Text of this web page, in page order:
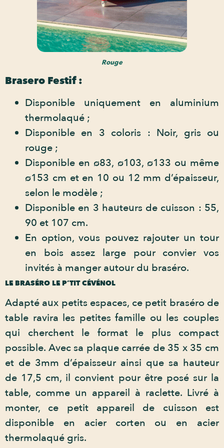
Rouge
Brasero Festif :
Disponible uniquement en aluminium
thermolaqué ;
Disponible en 3 coloris : Noir, gris ou
rouge ;
Disponible en ø83, ø103, ø133 ou même
ø153 cm et en 10 ou 12 mm d’épaisseur,
selon le modèle ;
Disponible en 3 hauteurs de cuisson : 55,
90 et 107 cm.
En option, vous pouvez rajouter un tour
en bois assez large pour convier vos
invités à manger autour du braséro.
LE BRASÉRO LE P’TIT CÉVÉNOL
Adapté aux petits espaces, ce petit braséro de
table ravira les petites famille ou les couples
qui cherchent le format le plus compact
possible. Avec sa plaque carrée de 35 x 35 cm
et de 3mm d’épaisseur ainsi que sa hauteur
de 17,5 cm, il convient pour être posé sur la
table, comme un appareil à raclette. Livré à
monter, ce petit appareil de cuisson est
disponible en acier corten ou en acier
thermolaqué gris.